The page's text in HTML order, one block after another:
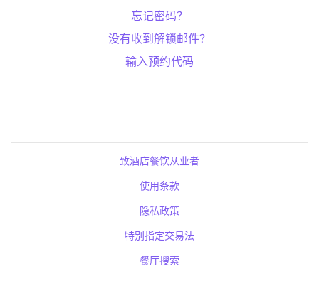
忘记密码？
没有收到解锁邮件？
输入预约代码
致酒店餐饮从业者
使用条款
隐私政策
特别指定交易法
餐厅搜索